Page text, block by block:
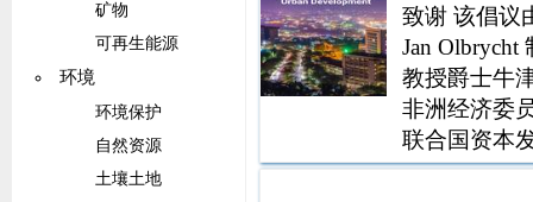
矿物
可再生能源
环境
环境保护
自然资源
土壤土地
致谢 该倡议
Jan Olbrycht
教授爵士牛
非洲经济委
联合国资本
Cities and